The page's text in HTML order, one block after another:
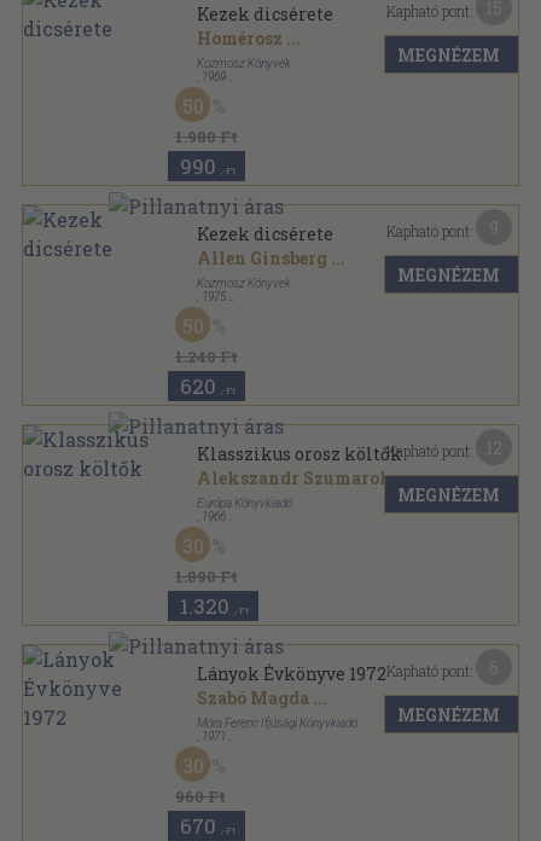
Kezek dicsérete
Homérosz ...
Kozmosz Könyvek
1969
Vászon
A világirodalom gyöngyszemei sorozat
1.980 Ft
50
990 ,-Ft
Kapható pont:
MEGNÉZEM
Kezek dicsérete
Allen Ginsberg ...
Kozmosz Könyvek
1975
Vászon
A világirodalom gyöngyszemei sorozat
1.240 Ft
50
620 ,-Ft
Kapható pont:
MEGNÉZEM
Klasszikus orosz költők
Alekszandr Szumarokov...
Európa Könyvkiadó
1966
Aranyozott gerincű kiadói vászonkötés
1.890 Ft
30
1.320 ,-Ft
Kapható pont:
MEGNÉZEM
Lányok Évkönyve 1972
Szabó Magda ...
Móra Ferenc Ifjúsági Könyvkiadó
1971
Fűzött kemény papírkötés
Lányok Évkönyve sorozat
960 Ft
30
670 ,-Ft
Kapható pont:
MEGNÉZEM